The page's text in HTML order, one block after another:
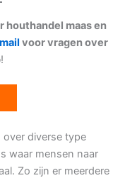
houthandel maas en
voor vragen over
!
diverse type
waar mensen naar
Zo zijn er meerdere